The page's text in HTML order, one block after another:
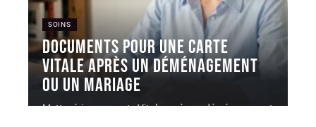
SOINS
Documents pour une carte
Vitale après un déménagement
ou un mariage
Mettre à jour sa carte Vitale après un déménagement